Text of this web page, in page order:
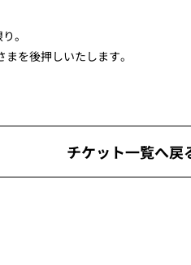
。
を後押しいたします。
チケット一覧へ戻